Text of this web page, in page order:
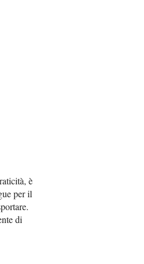
è
per il
di